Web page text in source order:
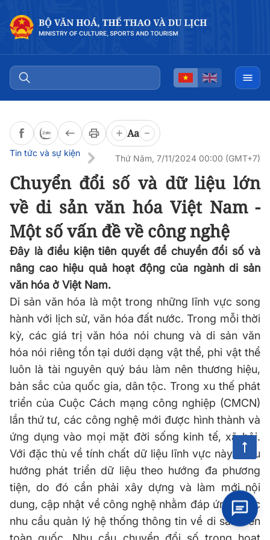
Aa
Tin tức và sự kiện
Thứ Năm, 7/11/2024 00:00 (GMT+7)
Chuyển đổi số và dữ liệu lớn
về di sản văn hóa Việt Nam -
Một số vấn đề về công nghệ
Đây là điều kiện tiên quyết để chuyển đổi số và
nâng cao hiệu quả hoạt động của ngành di sản
văn hóa ở Việt Nam.
Di sản văn hóa là một trong những lĩnh vực song
hành với lịch sử, văn hóa đất nước. Trong mỗi thời
kỳ, các giá trị văn hóa nói chung và di sản văn
hóa nói riêng tồn tại dưới dạng vật thể, phi vật thể
luôn là tài nguyên quý báu làm nên thương hiệu,
bản sắc của quốc gia, dân tộc. Trong xu thế phát
triển của Cuộc Cách mạng công nghiệp (CMCN)
lần thứ tư, các công nghệ mới được hình thành và
ứng dụng vào mọi mặt đời sống kinh tế, xã hội.
Với đặc thù về tính chất dữ liệu lĩnh vực này là xu
hướng phát triển dữ liệu theo hướng đa phương
tiện, do đó cần phải xây dựng và làm mới nội
dung, cập nhật về công nghệ nhằm đáp ứng được
nhu cầu quản lý hệ thống thông tin về di sản trên
Đọc bài